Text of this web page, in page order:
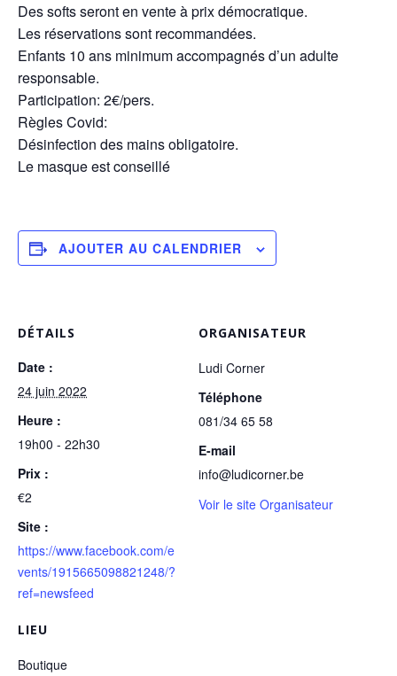
Des softs seront en vente à prix démocratique.
Les réservations sont recommandées.
Enfants 10 ans minimum accompagnés d’un adulte
responsable.
Participation: 2€/pers.
Règles Covid:
Désinfection des mains obligatoire.
Le masque est conseillé
AJOUTER AU CALENDRIER
DÉTAILS
Date :
24 juin 2022
Heure :
19h00 - 22h30
Prix :
€2
Site :
https://www.facebook.com/e
vents/1915665098821248/?
ref=newsfeed
LIEU
Boutique
ORGANISATEUR
Ludi Corner
Téléphone
081/34 65 58
E-mail
info@ludicorner.be
Voir le site Organisateur